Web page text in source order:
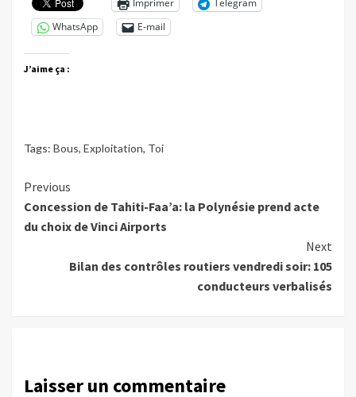
Imprimer
Telegram
WhatsApp
E-mail
J’aime ça :
Tags: Bous, Exploitation, Toi
Continue
Reading
Previous
Concession de Tahiti-Faa’a: la Polynésie prend acte
du choix de Vinci Airports
Next
Bilan des contrôles routiers vendredi soir: 105
conducteurs verbalisés
Laisser un commentaire